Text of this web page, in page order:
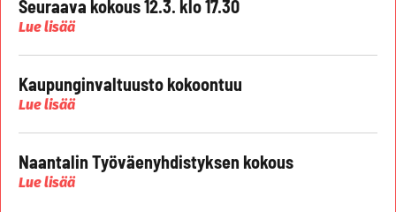
Seuraava kokous 12.3. klo 17.30
Lue lisää
Kaupunginvaltuusto kokoontuu
Lue lisää
Naantalin Työväenyhdistyksen kokous
Lue lisää